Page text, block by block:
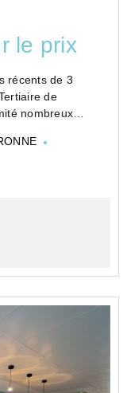
le prix
récents de 3
de
nombreux
Ouest